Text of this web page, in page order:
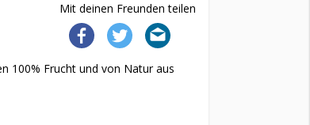
Mit deinen Freunden teilen
100% Frucht und von Natur aus